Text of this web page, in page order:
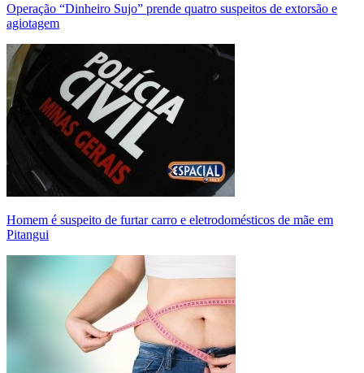
Operação “Dinheiro Sujo” prende quatro suspeitos de extorsão e
agiotagem
Homem é suspeito de furtar carro e eletrodomésticos de mãe em
Pitangui